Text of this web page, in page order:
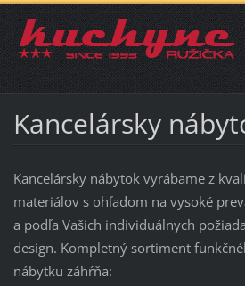
Kancelársky
Kancelársky nábytok vyrábame z
materiálov s ohľadom na vysoké
a podľa Vašich individuálnych
design. Kompletný sortiment
nábytku záhŕňa: